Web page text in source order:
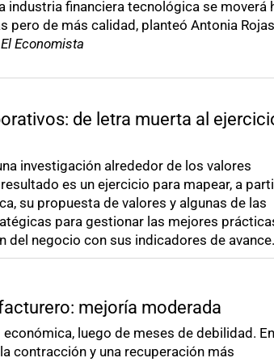
industria financiera tecnológica se moverá
pero de más calidad, planteó Antonia
El Economista
de letra muerta al
investigación alrededor de los valores
es un ejercicio para mapear, a
su propuesta de valores y algunas de las
para gestionar las mejores
del negocio con sus indicadores de
mejoría moderada
luego de meses de debilidad. En
contracción y una recuperación más